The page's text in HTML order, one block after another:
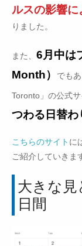
ルスの影響に
りました。
また、 6月中は
Month）
でも
Toronto」の公式
つわる日替
こちらのサイト に
ご紹介していきま
大きな見
日間